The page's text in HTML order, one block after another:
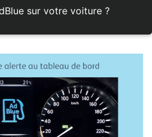
sur votre voiture ?